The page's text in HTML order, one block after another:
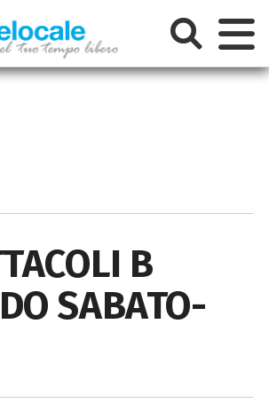
B
SABATO-